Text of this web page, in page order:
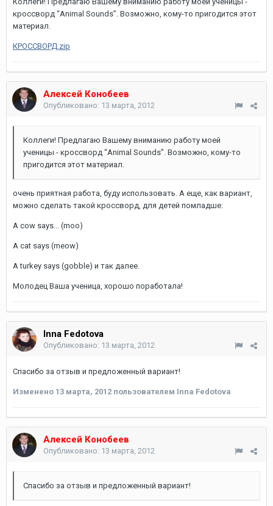
кроссворд “Animal Sounds”. Возможно, кому-то пригодится этот
материал.
КРОССВОРД.zip
Алексей Конобеев
Опубликовано: 13 марта, 2012
Коллеги! Предлагаю Вашему вниманию работу моей
ученицы - кроссворд “Animal Sounds”. Возможно, кому-то
пригодится этот материал.
очень приятная работа, буду использовать. А еще, как вариант,
можно сделать такой кроссворд, для детей помладше:
A cow says... (moo)
A cat says (meow)
A turkey says (gobble) и так далее.
Молодец Ваша ученица, хорошо поработала!
Inna Fedotova
Опубликовано: 13 марта, 2012
Спасибо за отзыв и предложенный вариант!
Изменено 13 марта, 2012 пользователем Inna Fedotova
Алексей Конобеев
Опубликовано: 13 марта, 2012
Спасибо за отзыв и предложенный вариант!